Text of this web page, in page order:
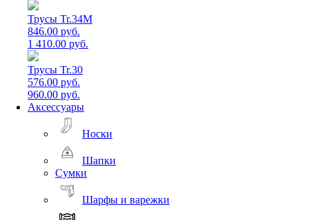
Трусы Tr.34M
846.00 руб.
1 410.00 руб.
Трусы Tr.30
576.00 руб.
960.00 руб.
Аксессуары
Носки
Шапки
Сумки
Шарфы и варежки